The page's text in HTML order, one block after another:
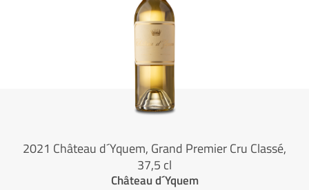
2021 Château d´Yquem, Grand Premier Cru Classé,
37,5 cl
Château d´Yquem